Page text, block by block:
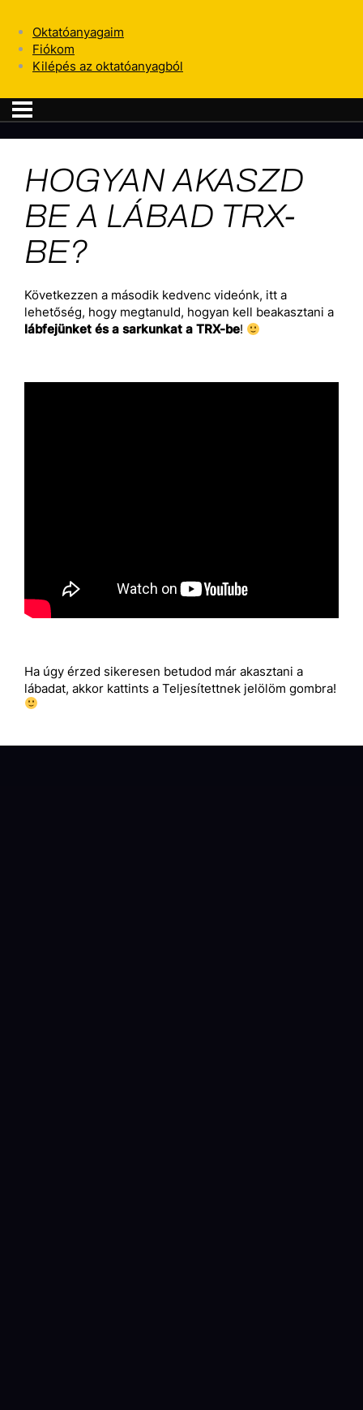
Oktatóanyagaim
Fiókom
Kilépés az oktatóanyagból
HOGYAN AKASZD
BE A LÁBAD TRX-
BE?
Következzen a második kedvenc videónk, itt a
lehetőség, hogy megtanuld, hogyan kell beakasztani a
lábfejünket és a sarkunkat a TRX-be!
Ha úgy érzed sikeresen betudod már akasztani a
lábadat, akkor kattints a Teljesítettnek jelölöm gombra!